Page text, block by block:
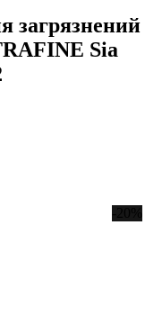
загрязнений
Sia